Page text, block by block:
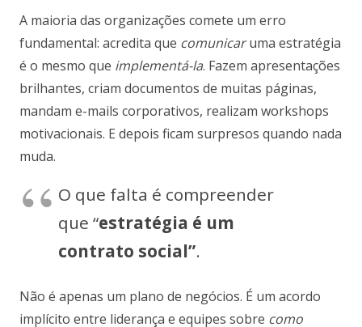
A maioria das organizações comete um erro
fundamental: acredita que comunicaruma estratégia
é o mesmo que implementá-la. Fazem apresentações
brilhantes, criam documentos de muitas páginas,
mandam e-mails corporativos, realizam workshops
motivacionais. E depois ficam surpresos quando nada
muda.
O que falta é compreender
que “estratégia é um
contrato social”.
Não é apenas um plano de negócios. É um acordo
implícito entre liderança e equipes sobre como